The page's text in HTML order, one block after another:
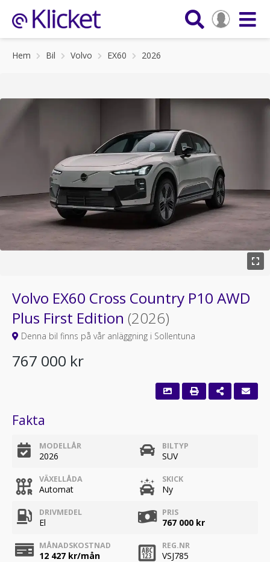
Hem Bil Volvo EX60 2026
Volvo EX60 Cross Country P10 AWD
Plus First Edition (2026)
Denna bil finns på vår anläggning i Sollentuna
767 000 kr
Fakta
MODELLÅR
2026
BILTYP
SUV
VÄXELLÅDA
Automat
SKICK
Ny
DRIVMEDEL
El
PRIS
767 000 kr
MÅNADSKOSTNAD
12 427 kr/mån
REG.NR
VSJ785